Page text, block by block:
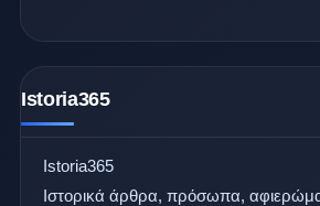
Istoria365
Istoria365
Ιστορικά άρθρα, πρόσωπα,